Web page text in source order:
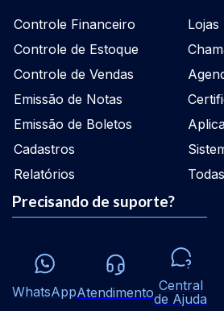
Controle Financeiro
Controle de Estoque
Controle de Vendas
Emissão de Notas
Emissão de Boletos
Cadastros
Relatórios
Lojas
Precisando de suporte?
WhatsAppAtendimento Central
de Ajuda